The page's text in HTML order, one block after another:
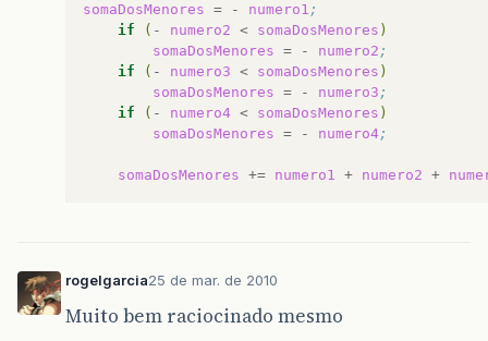
somaDosMenores = - numero1 ;
if
( - numero2 < somaDosMenores )
somaDosMenores = - numero2 ;
if
( - numero3 < somaDosMenores )
somaDosMenores = - numero3 ;
if
( - numero4 < somaDosMenores )
somaDosMenores = - numero4;
somaDosMenores += numero1 + numero2 +
rogelgarcia25 de mar. de 2010
Muito bem raciocinado mesmo